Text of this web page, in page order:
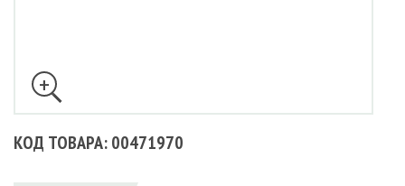
КОД ТОВАРА: 00471970